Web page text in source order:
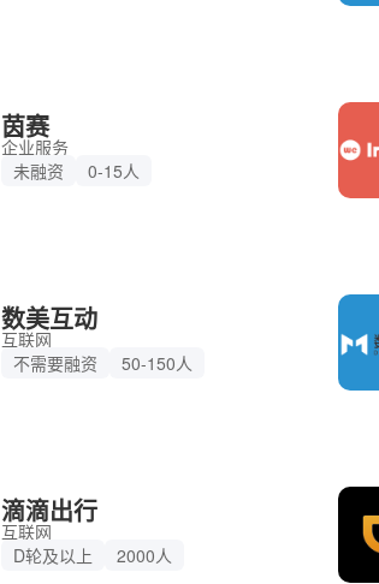
茵赛
企业服务
未融资
0-15人
数美互动
互联网
不需要融资
50-150人
滴滴出行
互联网
D轮及以上
2000人